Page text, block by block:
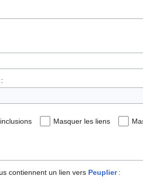
Masquer les liens
contiennent un lien vers Peuplier: